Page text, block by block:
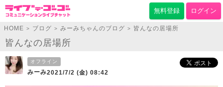
無料登録 ログイン
HOME > ブログ > みーみちゃんのブログ > 皆んなの居場所
皆んなの居場所
オフライン
みーみ2021/7/2 (金) 08:42